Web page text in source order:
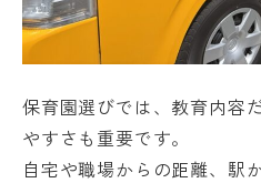
保育園選びでは、教育内容
やすさも重要です。
自宅や職場からの距離、駅